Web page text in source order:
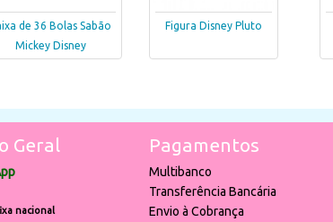
de 36 Bolas Sabão
Mickey Disney
Figura Disney Pluto
Geral
nacional
Pagamentos
Multibanco
Transferência Bancária
Envio à Cobrança